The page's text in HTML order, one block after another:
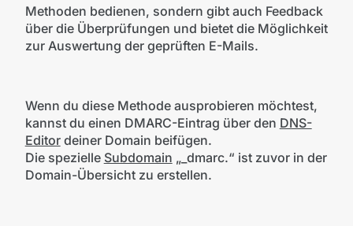
Methoden bedienen, sondern gibt auch Feedback
über die Überprüfungen und bietet die Möglichkeit
zur Auswertung der geprüften E-Mails.
Wenn du diese Methode ausprobieren möchtest,
kannst du einen DMARC-Eintrag über den DNS-
Editordeiner Domain beifügen.
Die spezielle Subdomain „_dmarc.“ ist zuvor in der
Domain-Übersicht zu erstellen.